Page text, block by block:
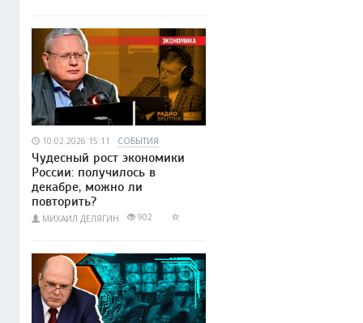
10.02.2026 15:11 СОБЫТИЯ
Чудесный рост экономики
России: получилось в
декабре, можно ли
повторить?
МИХАИЛ ДЕЛЯГИН 902